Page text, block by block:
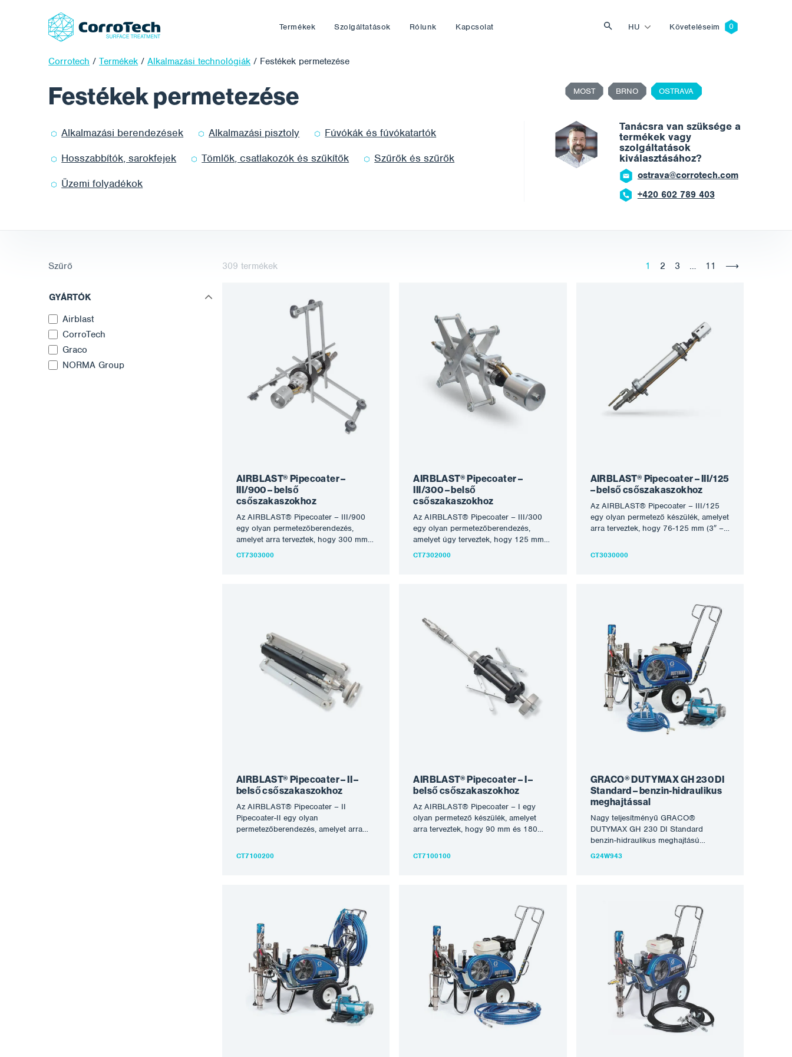
Termékek Szolgáltatások Rólunk Kapcsolat HU Követeléseim
Corrotech /Termékek /Alkalmazási technológiák / Festékek permetezése
Festékek permetezése
Alkalmazási berendezések Alkalmazási pisztoly
Fúvókák és fúvókatartók
Hosszabbítók, sarokfejek
Tömlők, csatlakozók és szűkítők
Szűrők és szűrők
Üzemi folyadékok
MOST BRNO OSTRAVA
Tanácsra van szüksége a
termékek vagy
kiválasztásához?
Tanácsra van szüksége a
termékek vagy
kiválasztásához?
Tanácsra van szüksége a
termékek vagy
szolgáltatások
kiválasztásához?
ostrava@corrotech.com
+420 602 789 403
Szűrő 309 termékek 1 2 3 … 11 ⟶
GYÁRTÓK
Airblast
CorroTech
Graco
NORMA Group
AIRBLAST® Pipecoater –
III/900 – belső
csőszakaszokhoz
Az AIRBLAST® Pipecoater – III/900
egy olyan permetezőberendezés,
amelyet arra terveztek, hogy 300 mm
és 900 mm (12″ – 36″) átmérőjű
csatlakoztatásához egy légtömlőre van
szükség. Miután a PIPECOATER-
III/900 a csőben van, szabályozza a
festék- és légáramlást a megfelelő
nyomásra. A festéket egy fúvókán
keresztül szórják szét, amelyet a
légáramlás vezérel 360°-os
CT7303000
AIRBLAST® Pipecoater –
III/300 – belső
csőszakaszokhoz
Az AIRBLAST® Pipecoater – III/300
egy olyan permetezőberendezés,
amelyet úgy terveztek, hogy 125 mm
és 300 mm (5″ – 12″) átmérőjű csövek
legalább 45:1 arányban. A
PIPECOATER csatlakoztatásához egy
légtömlőre van szükség. Miután a
PIPECOATER-III/300 a csőben van,
szabályozza a festék- és légáramlást a
megfelelő nyomásra. A festéket egy
fúvókán keresztül szórják szét, amelyet
a légáramlás vezérel 360°-os
szórásképben. Jellemzők: hatékonyan
kezeli a bevonatok széles skáláját
CT7302000
AIRBLAST® Pipecoater – III/125
– belső csőszakaszokhoz
Az AIRBLAST® Pipecoater – III/125
egy olyan permetező készülék, amelyet
arra terveztek, hogy 76-125 mm (3″ –
egyenletes bevonatot vigyen fel
45:1 arányban. A PIPECOATER
csatlakoztatásához egy légtömlőre van
szükség. Miután a PIPECOATER-
III/125 a csőbe került, szabályozza a
festéket és a levegő áramlását a
megfelelő nyomásra. A festéket egy
fúvókán keresztül szórják szét, amelyet
a légáramlás vezérel 360°-os
szórásképben. Jellemzők: hatékonyan
kezeli a bevonatok széles skáláját
egyenletes réteget visz fel figyelemre
méltó sebességgel nem kell elforgatni
CT3030000
AIRBLAST® Pipecoater – II –
belső csőszakaszokhoz
Az AIRBLAST® Pipecoater – II
Pipecoater-II egy olyan
permetezőberendezés, amelyet arra
(7″ – 37″) átmérőjű csövek belső falára
felhordható ezzel a berendezéssel. A
legnagyobb hatékonyság elérése
érdekében egy személynek kell
kezelnie a felhordó berendezést,
miközben egy másik személy
végigfuttatja a szerszámot a
csővezetéken. Az Airblast Pipecoater
innovatív és hatékony megoldást kínál
a csövek vagy más hengeres
szerkezetek belső felületének
bevonására. A PIPECOATER-II
CT7100200
AIRBLAST® Pipecoater – I –
belső csőszakaszokhoz
Az AIRBLAST® Pipecoater – I egy
olyan permetező készülék, amelyet
arra terveztek, hogy 90 mm és 180
falára egyenletes bevonatot vigyen fel
legnagyobb hatékonyság elérése
érdekében egy személynek kell
kezelnie a felhordó berendezést,
miközben egy másik személy
végigfuttatja a szerszámot a
csővezetéken. Az Airblast Pipecoater
innovatív és hatékony megoldást kínál
a csövek vagy más hengeres
szerkezetek belső felületének
bevonására. A PIPECOATER-I
csatlakoztatható egy megfelelő airless
permetező berendezéshez, legalább
CT7100100
GRACO® DUTYMAX GH 230 DI
Standard – benzin-hidraulikus
meghajtással
Nagy teljesítményű GRACO®
DUTYMAX GH 230 DI Standard
benzin-hidraulikus meghajtású
permetező berendezés, amely alkalmas
munkákhoz, rendszeresen nagyobb
színpermetezéshez, különösen sűrű
tűzálló, bevonó, kiegyenlítő és
szigetelő anyagok feldolgozására,
acélszerkezetek, tartályok tűzálló és
korróziógátló permetezésére,
betonszerkezetek, hidak, tetők
rehabilitációjára, valamennyi festési és
homlokzati munkára. A Honda
benzinmotor, a nagy teljesítményű
hidraulikus sebességváltó és az
G24W943